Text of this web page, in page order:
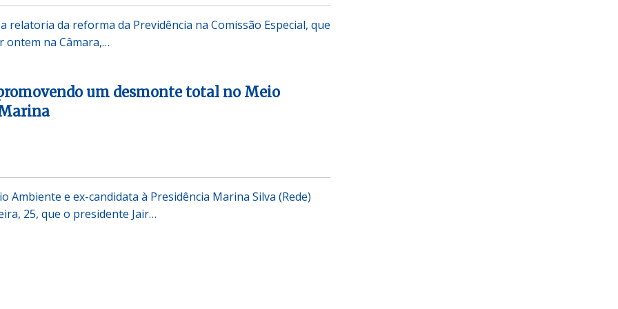
relatoria da reforma da Previdência na Comissão Especial, que
ontem na Câmara,…
um desmonte total no Meio
Ambiente e ex-candidata à Presidência Marina Silva (Rede)
25, que o presidente Jair…